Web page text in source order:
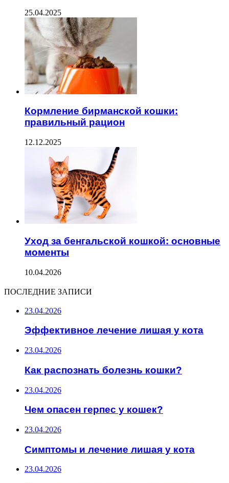
25.04.2025
Кормление бирманской кошки:
правильный рацион
12.12.2025
Уход за бенгальской кошкой: основные
моменты
10.04.2026
ПОСЛЕДНИЕ ЗАПИСИ
23.04.2026
Эффективное лечение лишая у кота
23.04.2026
Как распознать болезнь кошки?
23.04.2026
Чем опасен герпес у кошек?
23.04.2026
Симптомы и лечение лишая у кота
23.04.2026